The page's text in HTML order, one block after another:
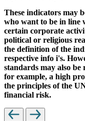
These indicators may
who want to be in line
certain corporate
political or religious
the definition of the
respective info i's.
standards may also
for example, a high
the principles of the
financial risk.